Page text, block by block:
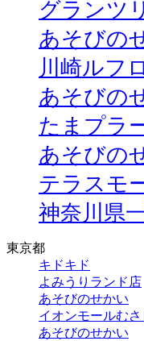
グランツ
あそびの
川崎ルフ
あそびの
たまプラ
あそびの
テラスモ
神奈川県
東京都
キドキド
よみうりランド店
あそびのせかい
イオンモールむ
あそびのせかい